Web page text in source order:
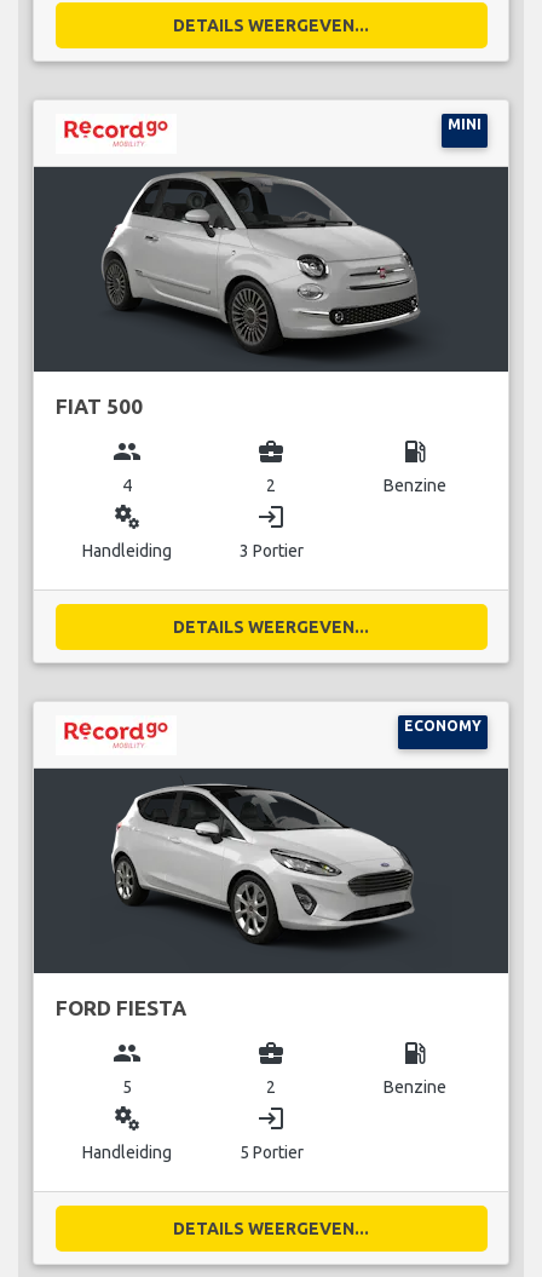
DETAILS WEERGEVEN...
MINI
FIAT 500
group
4
business_center
2
local_gas_station
Benzine
miscellaneous_services
Handleiding
login
3 Portier
DETAILS WEERGEVEN...
ECONOMY
FORD FIESTA
group
5
business_center
2
local_gas_station
Benzine
miscellaneous_services
Handleiding
login
5 Portier
DETAILS WEERGEVEN...